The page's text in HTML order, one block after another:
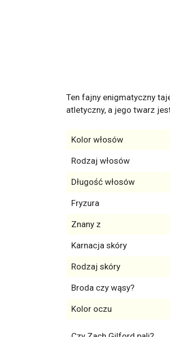
Ten fajny enigmatyczny
atletyczny, a jego twarz
Kolor włosów
Rodzaj włosów
Długość włosów
Fryzura
Znany z
Karnacja skóry
Rodzaj skóry
Broda czy wąsy?
Kolor oczu